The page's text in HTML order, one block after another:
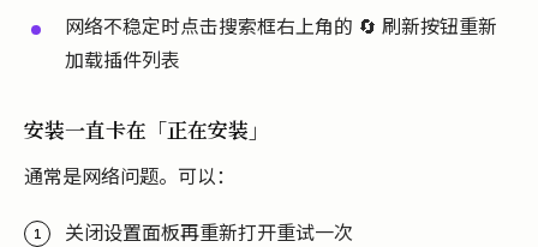
网络不稳定时点击搜索框右上角的 🔄 刷新按钮重新
加载插件列表
安装一直卡在「正在安装」
通常是网络问题。可以：
关闭设置面板再重新打开重试一次